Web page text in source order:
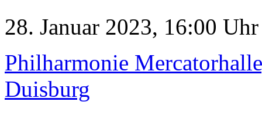
28. Januar 2023, 16:00 Uhr
Philharmonie
Duisburg